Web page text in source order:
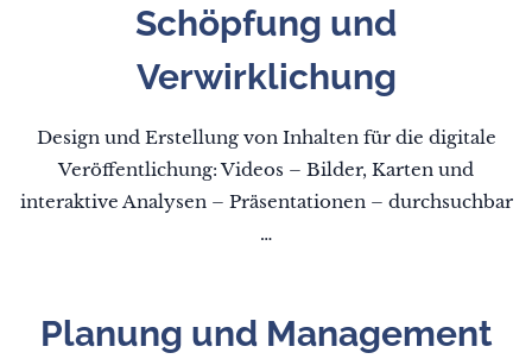
Schöpfung und
Verwirklichung
Design und Erstellung von Inhalten für die digitale
Veröffentlichung: Videos – Bilder, Karten und
interaktive Analysen – Präsentationen – durchsuchbar
…
Planung und Management